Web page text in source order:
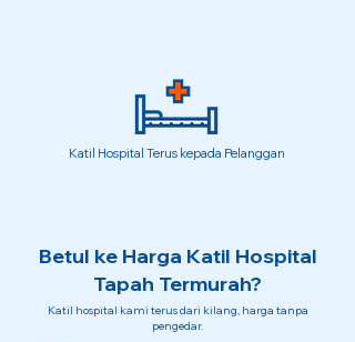
Katil Hospital Terus kepada Pelanggan
Betul ke Harga Katil Hospital
Tapah Termurah?
Katil hospital kami terus dari kilang, harga tanpa
pengedar.